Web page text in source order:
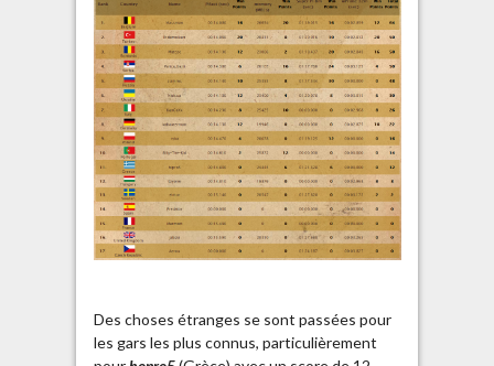
Des choses étranges se sont passées pour
les gars les plus connus, particulièrement